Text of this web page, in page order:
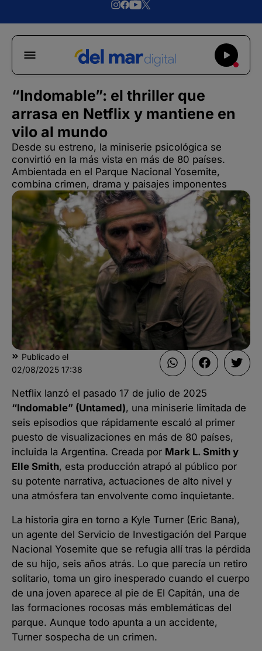
“Indomable”: el thriller que
arrasa en Netflix y mantiene en
vilo al mundo
Desde su estreno, la miniserie psicológica se
convirtió en la más vista en más de 80 países.
Ambientada en el Parque Nacional Yosemite,
combina crimen, drama y paisajes imponentes
Publicado el
02/08/2025 17:38
Netflix lanzó el pasado 17 de julio de 2025
“Indomable” (Untamed), una miniserie limitada de
seis episodios que rápidamente escaló al primer
puesto de visualizaciones en más de 80 países,
incluida la Argentina. Creada por Mark L. Smith y
Elle Smith, esta producción atrapó al público por
su potente narrativa, actuaciones de alto nivel y
una atmósfera tan envolvente como inquietante.
La historia gira en torno a Kyle Turner (Eric Bana),
un agente del Servicio de Investigación del Parque
Nacional Yosemite que se refugia allí tras la pérdida
de su hijo, seis años atrás. Lo que parecía un retiro
solitario, toma un giro inesperado cuando el cuerpo
de una joven aparece al pie de El Capitán, una de
las formaciones rocosas más emblemáticas del
parque. Aunque todo apunta a un accidente,
Turner sospecha de un crimen.